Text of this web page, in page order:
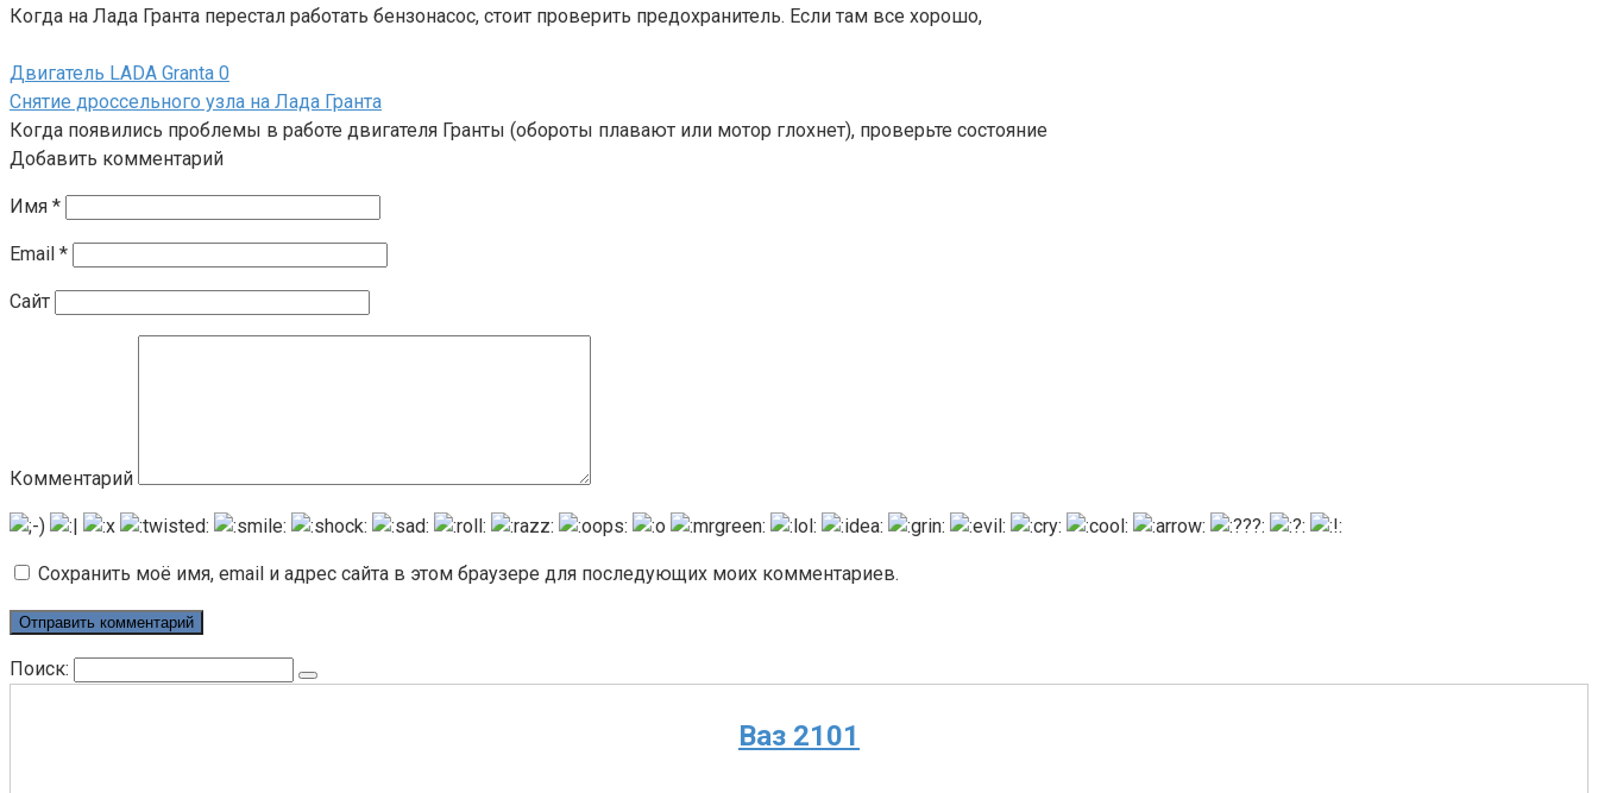
Когда на Лада Гранта перестал работать бензонасос, стоит проверить предохранитель. Если там все хорошо,
Двигатель LADA Granta 0
Снятие дроссельного узла на Лада Гранта
Когда появились проблемы в работе двигателя Гранты (обороты плавают или мотор глохнет), проверьте состояние
Добавить комментарий
Имя *
Email *
Сайт
Комментарий
Сохранить моё имя, email и адрес сайта в этом браузере для последующих моих комментариев.
Поиск:
Ваз 2101